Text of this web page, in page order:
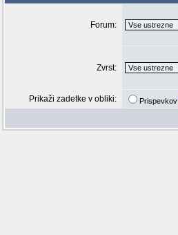
Forum:
Zvrst:
Prikaži zadetke v obliki: Prispevkov